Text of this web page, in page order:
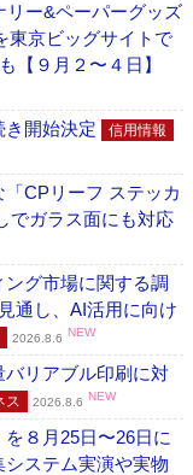
ー&ペーパーグッズ
東京ビッグサイトで
【９月２〜４日】
開始決定 信用情報
CPリーフ ステッカ
ガラス面にも対応
グ市場に関する調
通し、AI活用に向け
2026.8.6 NEW
リアブル印刷に対
ス 2026.8.6 NEW
８月25日〜26日に
ステム実演や実物